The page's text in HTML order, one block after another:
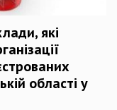
які
області у